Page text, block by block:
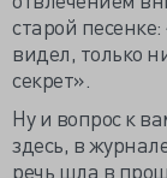
старой
видел, только
секрет».
Ну и вопрос к
здесь, в
речь шла в